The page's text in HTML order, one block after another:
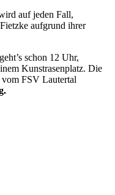
auf jeden Fall,
aufgrund ihrer
schon 12 Uhr,
Kunstrasenplatz. Die
FSV Lautertal